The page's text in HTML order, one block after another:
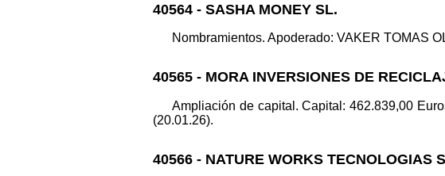
40564 - SASHA MONEY SL.
Nombramientos. Apoderado: VAKER TOMAS
40565 - MORA INVERSIONES DE
Ampliación de capital. Capital: 462.839,00
(20.01.26).
40566 - NATURE WORKS TECNOLOGIAS